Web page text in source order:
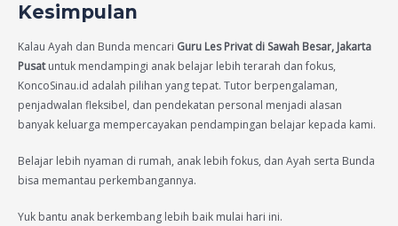
Kesimpulan
Kalau Ayah dan Bunda mencari Guru Les Privat di Sawah Besar, Jakarta
Pusatuntuk mendampingi anak belajar lebih terarah dan fokus,
KoncoSinau.id adalah pilihan yang tepat. Tutor berpengalaman,
penjadwalan fleksibel, dan pendekatan personal menjadi alasan
banyak keluarga mempercayakan pendampingan belajar kepada kami.
Belajar lebih nyaman di rumah, anak lebih fokus, dan Ayah serta Bunda
bisa memantau perkembangannya.
Yuk bantu anak berkembang lebih baik mulai hari ini.